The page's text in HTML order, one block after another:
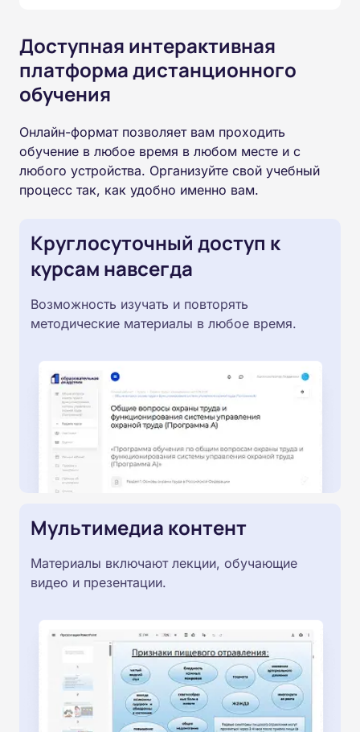
Доступная интерактивная
платформа дистанционного
обучения
Онлайн-формат позволяет вам проходить
обучение в любое время в любом месте и с
любого устройства. Организуйте свой учебный
процесс так, как удобно именно вам.
Круглосуточный доступ к
курсам навсегда
Возможность изучать и повторять
методические материалы в любое время.
Мультимедиа контент
Материалы включают лекции, обучающие
видео и презентации.